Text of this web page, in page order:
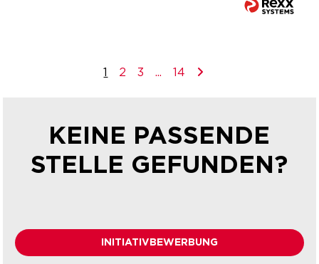
1 2 3 ... 14
KEINE PASSENDE
STELLE GEFUNDEN?
INITIATIVBEWERBUNG